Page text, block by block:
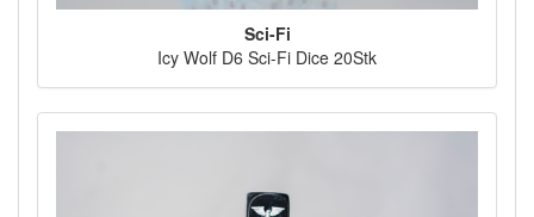
Sci-Fi
Icy Wolf D6 Sci-Fi Dice 20Stk